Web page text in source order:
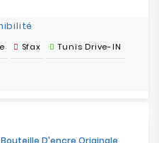
Sfax Tunis Drive-IN
Bouteille D'encre Originale